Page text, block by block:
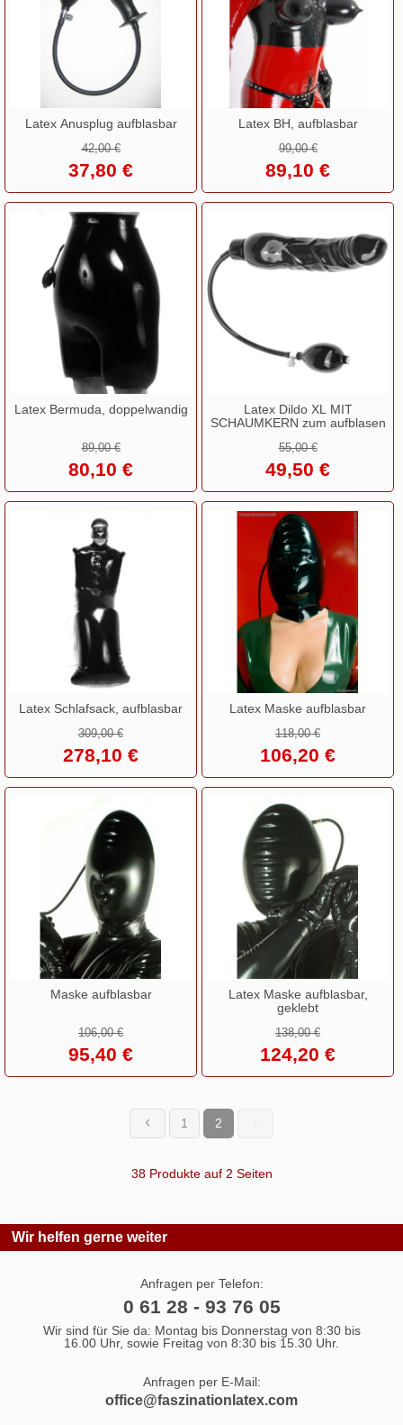
Latex Anusplug aufblasbar
42,00 €
37,80 €
Latex BH, aufblasbar
99,00 €
89,10 €
Latex Bermuda, doppelwandig
89,00 €
80,10 €
Latex Dildo XL MIT
SCHAUMKERN zum aufblasen
55,00 €
49,50 €
Latex Schlafsack, aufblasbar
309,00 €
278,10 €
Latex Maske aufblasbar
118,00 €
106,20 €
Maske aufblasbar
106,00 €
95,40 €
Latex Maske aufblasbar,
geklebt
138,00 €
124,20 €
1 2
38 Produkte auf 2 Seiten
Wir helfen gerne weiter
Anfragen per Telefon:
0 61 28 - 93 76 05
Wir sind für Sie da: Montag bis Donnerstag von 8:30 bis
16.00 Uhr, sowie Freitag von 8:30 bis 15.30 Uhr.
Anfragen per E-Mail:
office@faszinationlatex.com